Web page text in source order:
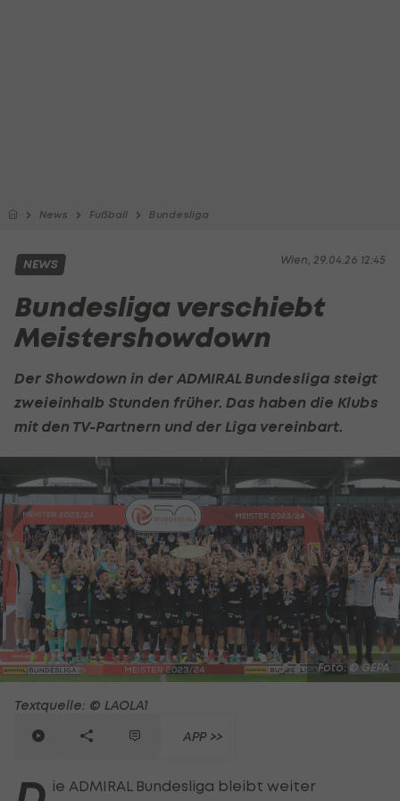
News Fußball Bundesliga
Wien, 29.04.26 12:45
NEWS
Bundesliga verschiebt
Meistershowdown
Der Showdown in der ADMIRAL Bundesliga steigt
zweieinhalb Stunden früher. Das haben die Klubs
mit den TV-Partnern und der Liga vereinbart.
Foto: © GEPA
Textquelle: © LAOLA1
APP >>
ie ADMIRAL Bundesliga bleibt weiter